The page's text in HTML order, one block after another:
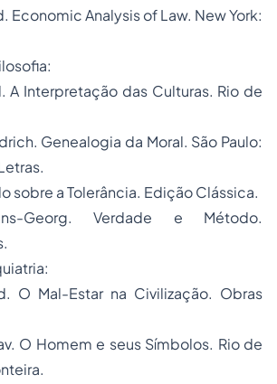
Economic Analysis of Law. New York:
A Interpretação das Culturas. Rio de
Genealogia da Moral. São Paulo:
sobre a Tolerância. Edição Clássica.
Georg. Verdade e Método.
O Mal-Estar na Civilização. Obras
O Homem e seus Símbolos. Rio de